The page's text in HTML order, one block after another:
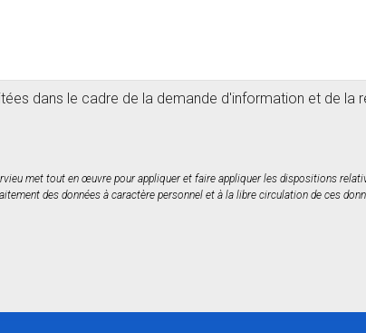
dans le cadre de la demande d'information et de la
met tout en œuvre pour appliquer et faire appliquer les dispositions
des données à caractère personnel et à la libre circulation de ces